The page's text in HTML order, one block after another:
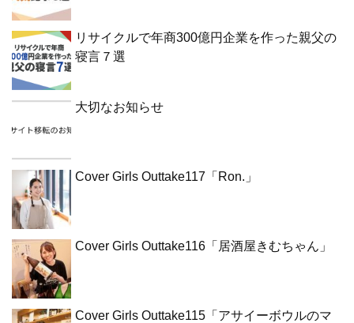
リサイクルで年商300億円企業を作った親父の
寝言７選
大切なお知らせ
Cover Girls Outtake117「Ron.」
Cover Girls Outtake116「居酒屋きむちゃん」
Cover Girls Outtake115「アサイーボウルのマ